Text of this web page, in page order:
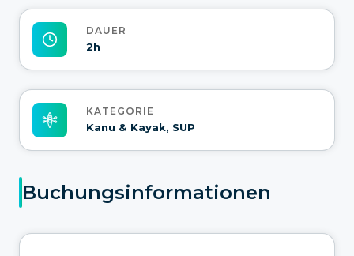
DAUER
2h
KATEGORIE
Kanu & Kayak, SUP
Buchungsinformationen